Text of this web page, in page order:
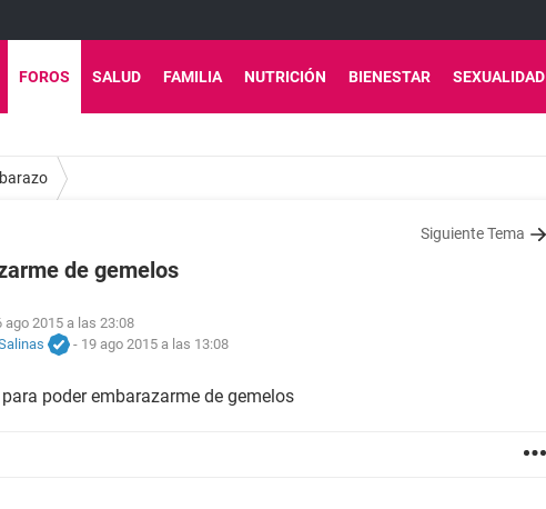
FOROS SALUD FAMILIA NUTRICIÓN BIENESTAR SEXUALIDAD
Siguiente Tema
de gemelos
ago 2015 a las 23:08
- 19 ago 2015 a las 13:08
poder embarazarme de gemelos